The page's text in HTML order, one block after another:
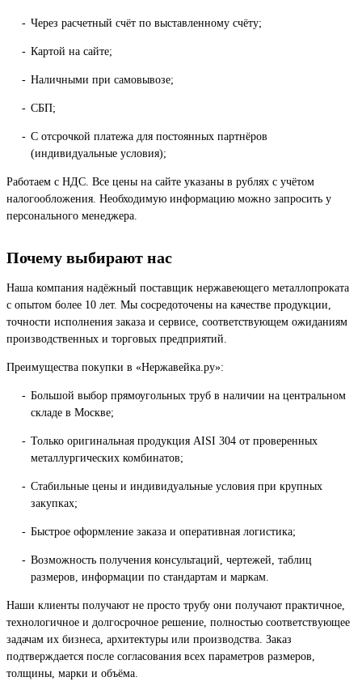
Через расчетный счёт по выставленному счёту;
Картой на сайте;
Наличными при самовывозе;
СБП;
С отсрочкой платежа для постоянных партнёров
(индивидуальные условия);
Работаем с НДС. Все цены на сайте указаны в рублях с учётом
налогообложения. Необходимую информацию можно запросить у
персонального менеджера.
Почему выбирают нас
Наша компания надёжный поставщик нержавеющего металлопроката
с опытом более 10 лет. Мы сосредоточены на качестве продукции,
точности исполнения заказа и сервисе, соответствующем ожиданиям
производственных и торговых предприятий.
Преимущества покупки в «Нержавейка.ру»:
Большой выбор прямоугольных труб в наличии на центральном
складе в Москве;
Только оригинальная продукция AISI 304 от проверенных
металлургических комбинатов;
Стабильные цены и индивидуальные условия при крупных
закупках;
Быстрое оформление заказа и оперативная логистика;
Возможность получения консультаций, чертежей, таблиц
размеров, информации по стандартам и маркам.
Наши клиенты получают не просто трубу они получают практичное,
технологичное и долгосрочное решение, полностью соответствующее
задачам их бизнеса, архитектуры или производства. Заказ
подтверждается после согласования всех параметров размеров,
толщины, марки и объёма.